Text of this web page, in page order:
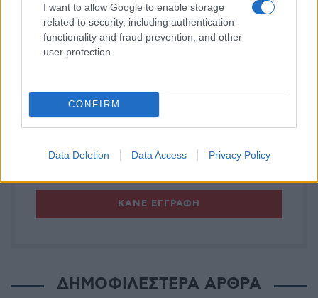
I want to allow Google to enable storage
related to security, including authentication
functionality and fraud prevention, and other
user protection.
CONFIRM
Data Deletion Data Access Privacy Policy
Η ημερήσια ενημέρωσή σου
E-PTOLEMEOS.GR
Έχω διαβάσει, κατανοώ και αποδέχομαι τους
ΔΗΜΟΦΙΛΕΣΤΕΡΑ ΑΡΘΡΑ